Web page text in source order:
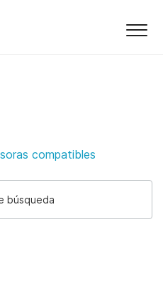
Support
compatibles